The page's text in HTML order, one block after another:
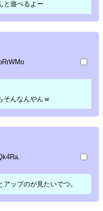
と遊べるよー
そんなんやんｗ
ップのが見たいでつ。